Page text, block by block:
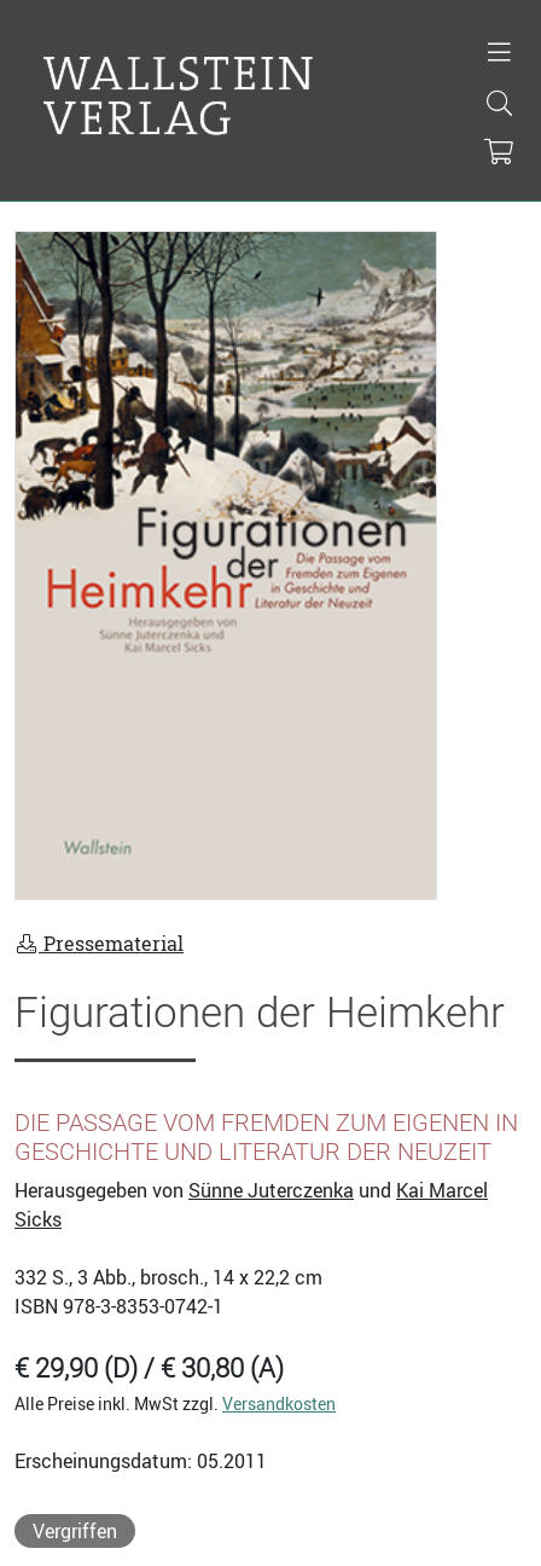
Pressematerial
Figurationen der Heimkehr
DIE PASSAGE VOM FREMDEN ZUM EIGENEN IN
GESCHICHTE UND LITERATUR DER NEUZEIT
Herausgegeben von Sünne Juterczenka und Kai Marcel
Sicks
332 S., 3 Abb., brosch., 14 x 22,2 cm
ISBN 978-3-8353-0742-1
€ 29,90 (D) / € 30,80 (A)
Alle Preise inkl. MwSt zzgl. Versandkosten
Erscheinungsdatum: 05.2011
Vergriffen